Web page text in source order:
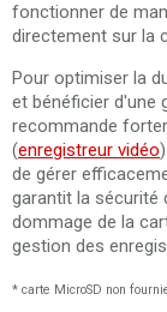
fonctionner de
directement sur la
Pour optimiser la
et bénéficier d'une
recommande
(enregistreur vidéo
de gérer
garantit la sécurité
dommage de la
gestion des
* carte MicroSD non